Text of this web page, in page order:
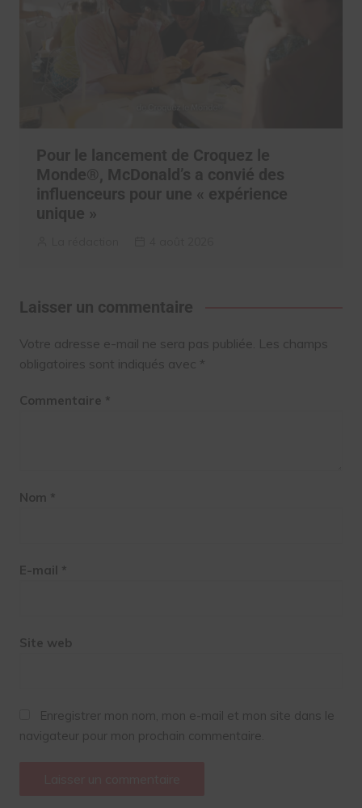
Pour le lancement de Croquez le
Monde®, McDonald’s a convié des
influenceurs pour une « expérience
unique »
Laisser un commentaire
Votre adresse e-mail ne sera pas publiée. Les champs
obligatoires sont indiqués avec *
Commentaire *
Nom *
E-mail *
Site web
Enregistrer mon nom, mon e-mail et mon site dans le
navigateur pour mon prochain commentaire.